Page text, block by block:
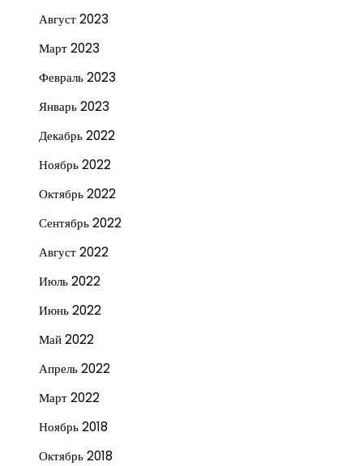
Август 2023
Март 2023
Февраль 2023
Январь 2023
Декабрь 2022
Ноябрь 2022
Октябрь 2022
Сентябрь 2022
Август 2022
Июль 2022
Июнь 2022
Май 2022
Апрель 2022
Март 2022
Ноябрь 2018
Октябрь 2018